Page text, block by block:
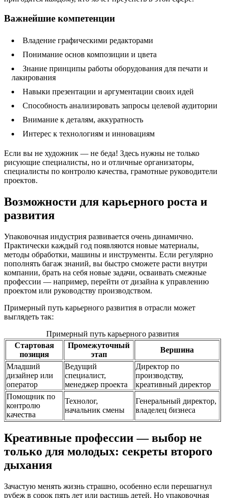
Важнейшие компетенции
Владение графическими редакторами
Понимание основ композиции и цвета
Знание принципы работы оборудования для печати и
лакирования
Навыки презентации и аргументации своих идей
Способность анализировать запросы целевой аудитории
Внимание к деталям, аккуратность
Интерес к технологиям и инновациям
Если вы не художник — не беда! Здесь нужны не только
рисующие специалисты, но и отличные организаторы,
специалисты по контролю качества, грамотные руководители
проектов.
Возможности для карьерного роста и
развития
Упаковочная индустрия развивается очень динамично.
Практически каждый год появляются новые материалы,
методы обработки, машины и инструменты. Если регулярно
пополнять багаж знаний, вы быстро сможете расти внутри
компании, брать на себя новые задачи, осваивать смежные
профессии — например, перейти от дизайна к управлению
проектом или руководству производством.
Примерный путь карьерного развития в отрасли может
выглядеть так:
Примерный путь карьерного развития
Стартовая
позиция
Промежуточный
этап
Вершина
Младший
дизайнер или
оператор
Ведущий
специалист,
менеджер проекта
Директор по
производству,
креативный директор
Помощник по
контролю
качества
Технолог,
начальник смены
Генеральный директор,
владелец бизнеса
Креативные профессии — выбор не
только для молодых: секреты второго
дыхания
Зачастую менять жизнь страшно, особенно если перешагнул
рубеж в сорок пять лет или растишь детей. Но упаковочная